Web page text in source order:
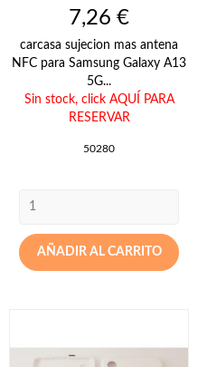
Precio
7,26 €
carcasa sujecion mas antena
NFC para Samsung Galaxy A13
5G...
Sin stock, click AQUÍ PARA
RESERVAR
50280
AÑADIR AL CARRITO